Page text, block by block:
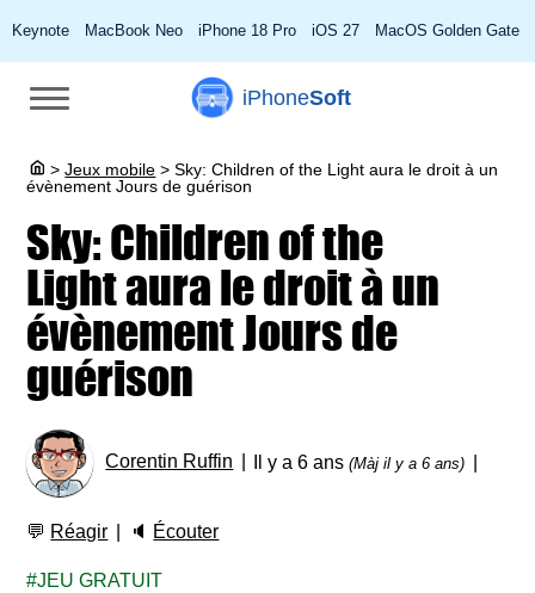
Keynote MacBook Neo iPhone 18 Pro iOS 27 MacOS Golden Gate
iPhoneSoft
> Jeux mobile > Sky: Children of the Light aura le droit à un
évènement Jours de guérison
Sky: Children of the
Light aura le droit à un
évènement Jours de
guérison
Corentin Ruffin Il y a 6 ans(Màj il y a 6 ans)
💬 Réagir 🔈 Écouter
JEU GRATUIT